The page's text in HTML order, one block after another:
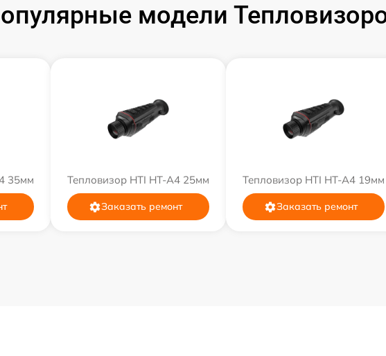
модели
35мм Тепловизор HTI HT-A4 25мм
Заказать ремонт
Тепловизор HTI HT-A4 19мм
Заказать ремонт